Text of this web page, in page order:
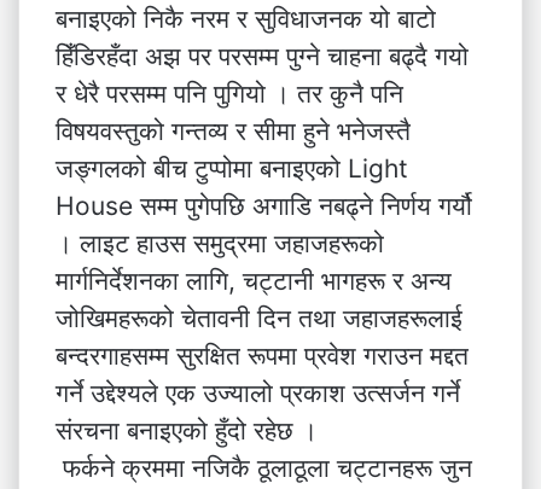
बनाइएको निकै नरम र सुविधाजनक यो बाटो
हिँडिरहँदा अझ पर परसम्म पुग्ने चाहना बढ्दै गयो
र धेरै परसम्म पनि पुगियो । तर कुनै पनि
विषयवस्तुको गन्तव्य र सीमा हुने भनेजस्तै
जङ्गलको बीच टुप्पोमा बनाइएको Light
House सम्म पुगेपछि अगाडि नबढ्ने निर्णय गर्यौ
। लाइट हाउस समुद्रमा जहाजहरूको
मार्गनिर्देशनका लागि, चट्टानी भागहरू र अन्य
जोखिमहरूको चेतावनी दिन तथा जहाजहरूलाई
बन्दरगाहसम्म सुरक्षित रूपमा प्रवेश गराउन मद्दत
गर्ने उद्देश्यले एक उज्यालो प्रकाश उत्सर्जन गर्ने
संरचना बनाइएको हुँदो रहेछ ।
फर्कने क्रममा नजिकै ठूलाठूला चट्टानहरू जुन